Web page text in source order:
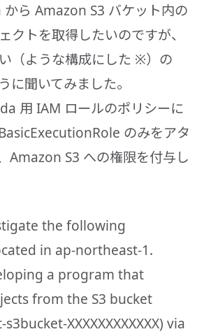
ら Amazon S3 バケット内の
クトを取得したいのですが、
（ような構成にした ※）の
に聞いてみました。
用 IAM ロールのポリシーに
のみをアタ
Amazon S3 への権限を付与し
the following
in ap-northeast-1.
a program that
from the S3 bucket
XXXXXXXXXXXX) via